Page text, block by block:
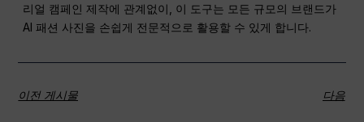
리얼 캠페인 제작에 관계없이, 이 도구는 모든 규모의 브랜드가
AI 패션 사진을 손쉽게 전문적으로 활용할 수 있게 합니다.
이전 게시물 다음